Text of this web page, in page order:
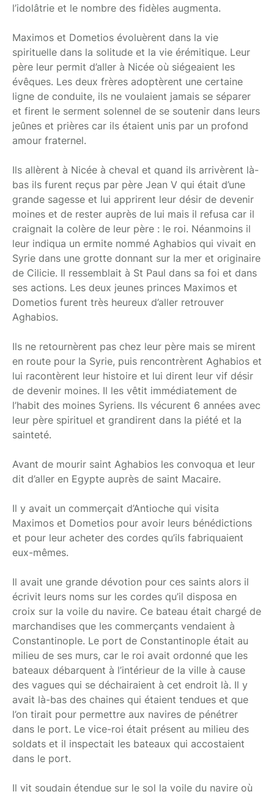
l’idolâtrie et le nombre des fidèles augmenta.
Maximos et Dometios évoluèrent dans la vie
spirituelle dans la solitude et la vie érémitique. Leur
père leur permit d’aller à Nicée où siégeaient les
évêques. Les deux frères adoptèrent une certaine
ligne de conduite, ils ne voulaient jamais se séparer
et firent le serment solennel de se soutenir dans leurs
jeûnes et prières car ils étaient unis par un profond
amour fraternel.
Ils allèrent à Nicée à cheval et quand ils arrivèrent là-
bas ils furent reçus par père Jean V qui était d’une
grande sagesse et lui apprirent leur désir de devenir
moines et de rester auprès de lui mais il refusa car il
craignait la colère de leur père : le roi. Néanmoins il
leur indiqua un ermite nommé Aghabios qui vivait en
Syrie dans une grotte donnant sur la mer et originaire
de Cilicie. Il ressemblait à St Paul dans sa foi et dans
ses actions. Les deux jeunes princes Maximos et
Dometios furent très heureux d’aller retrouver
Aghabios.
Ils ne retournèrent pas chez leur père mais se mirent
en route pour la Syrie, puis rencontrèrent Aghabios et
lui racontèrent leur histoire et lui dirent leur vif désir
de devenir moines. Il les vêtit immédiatement de
l’habit des moines Syriens. Ils vécurent 6 années avec
leur père spirituel et grandirent dans la piété et la
sainteté.
Avant de mourir saint Aghabios les convoqua et leur
dit d’aller en Egypte auprès de saint Macaire.
Il y avait un commerçait d’Antioche qui visita
Maximos et Dometios pour avoir leurs bénédictions
et pour leur acheter des cordes qu’ils fabriquaient
eux-mêmes.
Il avait une grande dévotion pour ces saints alors il
écrivit leurs noms sur les cordes qu’il disposa en
croix sur la voile du navire. Ce bateau était chargé de
marchandises que les commerçants vendaient à
Constantinople. Le port de Constantinople était au
milieu de ses murs, car le roi avait ordonné que les
bateaux débarquent à l’intérieur de la ville à cause
des vagues qui se déchairaient à cet endroit là. Il y
avait là-bas des chaines qui étaient tendues et que
l’on tirait pour permettre aux navires de pénétrer
dans le port. Le vice-roi était présent au milieu des
soldats et il inspectait les bateaux qui accostaient
dans le port.
Il vit soudain étendue sur le sol la voile du navire où